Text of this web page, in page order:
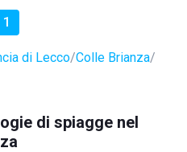
1
di Lecco Colle Brianza
di spiagge nel